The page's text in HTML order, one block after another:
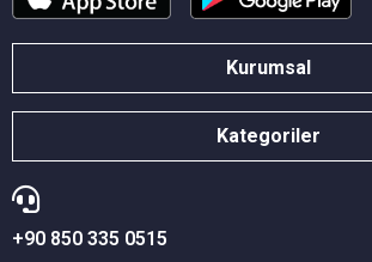
Kurumsal
Kategoriler
+90 850 335 0515